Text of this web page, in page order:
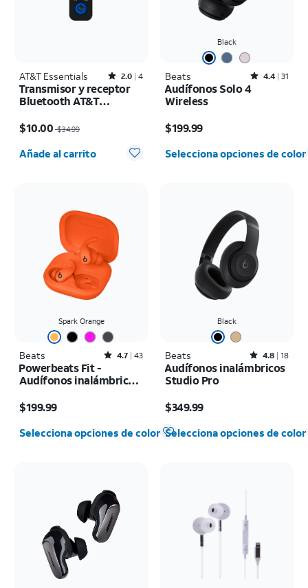
AT&T Essentials Rated2out of 5 stars with4reviews
2.0 4
Transmisor y receptor
Bluetooth AT&T
$10.00$34.99
Cantidad seleccionada: 0
Añade al carrito
Black
Beats Rated4.4out of 5 stars with31reviews
4.4 31
Audífonos Solo 4
Wireless
$199.99
Selecciona opciones de color
Spark Orange
Beats Rated4.7out of 5 stars with43reviews
4.7 43
Powerbeats Fit -
Audífonos inalámbricos
ruido
$199.99
Selecciona opciones de color
Black
Beats Rated4.8out of 5 stars with18reviews
4.8 18
Audífonos inalámbricos
Studio Pro
$349.99
Selecciona opciones de color